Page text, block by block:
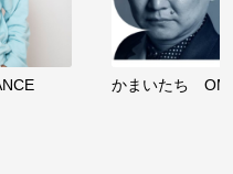
かまいたち